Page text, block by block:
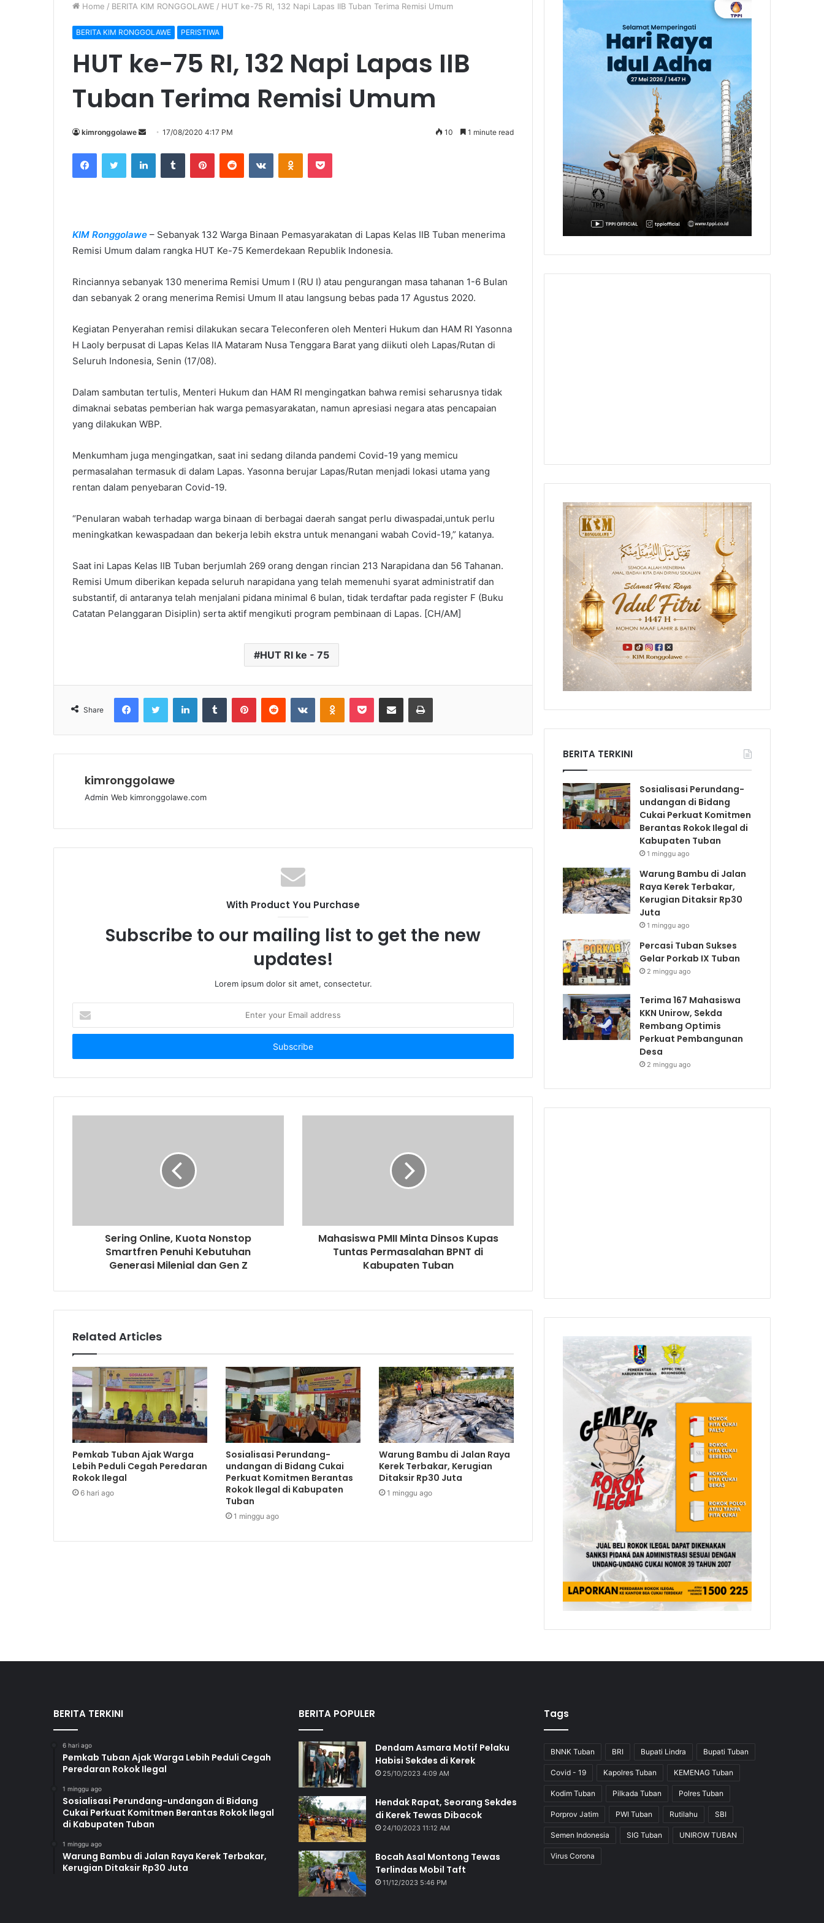
Home / BERITA KIM RONGGOLAWE / HUT ke-75 RI, 132 Napi Lapas IIB Tuban Terima Remisi Umum
BERITA KIM RONGGOLAWE PERISTIWA
HUT ke-75 RI, 132 Napi Lapas IIB
Tuban Terima Remisi Umum
kimronggolawe
n
d
m
a
l
17/08/2020 4:17 PM 10 1 minute read
KIM Ronggolawe – Sebanyak 132 Warga Binaan Pemasyarakatan di Lapas Kelas IIB Tuban menerima
Remisi Umum dalam rangka HUT Ke-75 Kemerdekaan Republik Indonesia.
Rinciannya sebanyak 130 menerima Remisi Umum I (RU I) atau pengurangan masa tahanan 1-6 Bulan
dan sebanyak 2 orang menerima Remisi Umum II atau langsung bebas pada 17 Agustus 2020.
Kegiatan Penyerahan remisi dilakukan secara Teleconferen oleh Menteri Hukum dan HAM RI Yasonna
H Laoly berpusat di Lapas Kelas IIA Mataram Nusa Tenggara Barat yang diikuti oleh Lapas/Rutan di
Seluruh Indonesia, Senin (17/08).
Dalam sambutan tertulis, Menteri Hukum dan HAM RI mengingatkan bahwa remisi seharusnya tidak
dimaknai sebatas pemberian hak warga pemasyarakatan, namun apresiasi negara atas pencapaian
yang dilakukan WBP.
Menkumham juga mengingatkan, saat ini sedang dilanda pandemi Covid-19 yang memicu
permasalahan termasuk di dalam Lapas. Yasonna berujar Lapas/Rutan menjadi lokasi utama yang
rentan dalam penyebaran Covid-19.
“Penularan wabah terhadap warga binaan di berbagai daerah sangat perlu diwaspadai,untuk perlu
meningkatkan kewaspadaan dan bekerja lebih ekstra untuk menangani wabah Covid-19,” katanya.
Saat ini Lapas Kelas IIB Tuban berjumlah 269 orang dengan rincian 213 Narapidana dan 56 Tahanan.
Remisi Umum diberikan kepada seluruh narapidana yang telah memenuhi syarat administratif dan
substantif, di antaranya telah menjalani pidana minimal 6 bulan, tidak terdaftar pada register F (Buku
Catatan Pelanggaran Disiplin) serta aktif mengikuti program pembinaan di Lapas. [CH/AM]
HUT RI ke - 75
Share
kimronggolawe
Admin Web kimronggolawe.com
With Product You Purchase
Subscribe to our mailing list to get the new
updates!
Lorem ipsum dolor sit amet, consectetur.
t
r
u
r
Sering Online, Kuota Nonstop
Smartfren Penuhi Kebutuhan
Generasi Milenial dan Gen Z
Mahasiswa PMII Minta Dinsos Kupas
Tuntas Permasalahan BPNT di
Kabupaten Tuban
Related Articles
Pemkab Tuban Ajak Warga
Lebih Peduli Cegah Peredaran
Rokok Ilegal
6 hari ago
Sosialisasi Perundang-
undangan di Bidang Cukai
Perkuat Komitmen Berantas
Rokok Ilegal di Kabupaten
Tuban
1 minggu ago
Warung Bambu di Jalan Raya
Kerek Terbakar, Kerugian
Ditaksir Rp30 Juta
1 minggu ago
BERITA TERKINI
Sosialisasi Perundang-
undangan di Bidang
Cukai Perkuat Komitmen
Berantas Rokok Ilegal di
Kabupaten Tuban
1 minggu ago
Warung Bambu di Jalan
Raya Kerek Terbakar,
Kerugian Ditaksir Rp30
Juta
1 minggu ago
Percasi Tuban Sukses
Gelar Porkab IX Tuban
2 minggu ago
Terima 167 Mahasiswa
KKN Unirow, Sekda
Rembang Optimis
Perkuat Pembangunan
Desa
2 minggu ago
BERITA TERKINI
6 hari ago
Pemkab Tuban Ajak Warga Lebih Peduli Cegah
Peredaran Rokok Ilegal
1 minggu ago
Sosialisasi Perundang-undangan di Bidang
Cukai Perkuat Komitmen Berantas Rokok Ilegal
di Kabupaten Tuban
1 minggu ago
Warung Bambu di Jalan Raya Kerek Terbakar,
Kerugian Ditaksir Rp30 Juta
BERITA POPULER
Dendam Asmara Motif Pelaku
Habisi Sekdes di Kerek
25/10/2023 4:09 AM
Hendak Rapat, Seorang Sekdes
di Kerek Tewas Dibacok
24/10/2023 11:12 AM
Bocah Asal Montong Tewas
Terlindas Mobil Taft
11/12/2023 5:46 PM
Tags
BNNK Tuban BRI Bupati Lindra Bupati Tuban
Covid - 19 Kapolres Tuban KEMENAG Tuban
Kodim Tuban Pilkada Tuban Polres Tuban
Porprov Jatim PWI Tuban Rutilahu SBI
Semen Indonesia SIG Tuban UNIROW TUBAN
Virus Corona